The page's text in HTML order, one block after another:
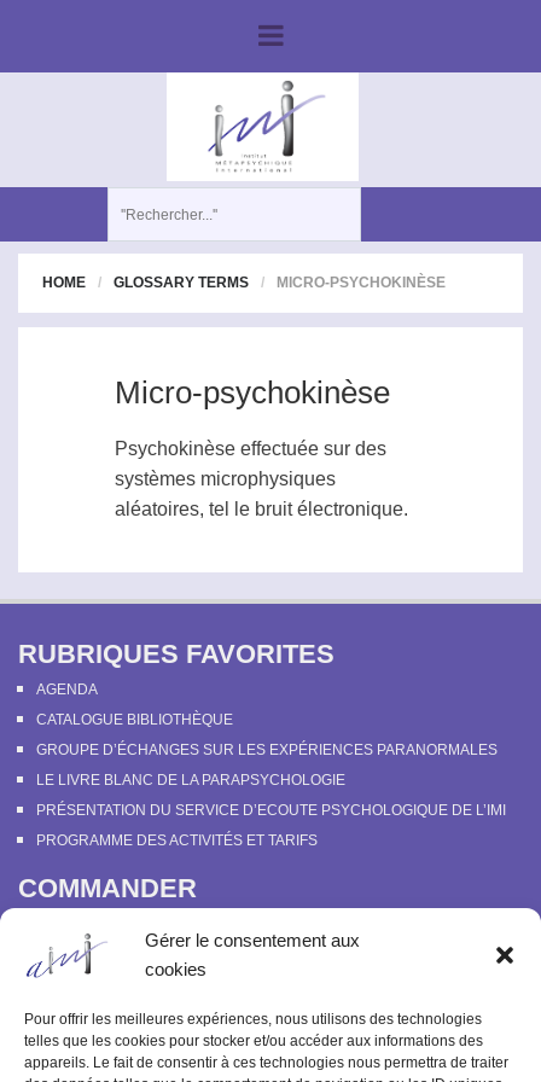
Gérer le consentement aux
cookies
Pour offrir les meilleures expériences, nous utilisons des technologies
telles que les cookies pour stocker et/ou accéder aux informations des
appareils. Le fait de consentir à ces technologies nous permettra de traiter
HOME GLOSSARY TERMS MICRO-PSYCHOKINÈSE
Micro-psychokinèse
Psychokinèse effectuée sur des
systèmes microphysiques
aléatoires, tel le bruit électronique.
RUBRIQUES FAVORITES
AGENDA
CATALOGUE BIBLIOTHÈQUE
GROUPE D’ÉCHANGES SUR LES EXPÉRIENCES PARANORMALES
LE LIVRE BLANC DE LA PARAPSYCHOLOGIE
PRÉSENTATION DU SERVICE D’ECOUTE PSYCHOLOGIQUE DE L’IMI
PROGRAMME DES ACTIVITÉS ET TARIFS
COMMANDER
SOUTENIR L’INSTITUT MÉTAPSYCHIQUE
COMMANDER OU FEUILLETER “LE BULLETIN MÉTAPSYCHIQUE” ET
“MÉTAPSYCHIQUE”